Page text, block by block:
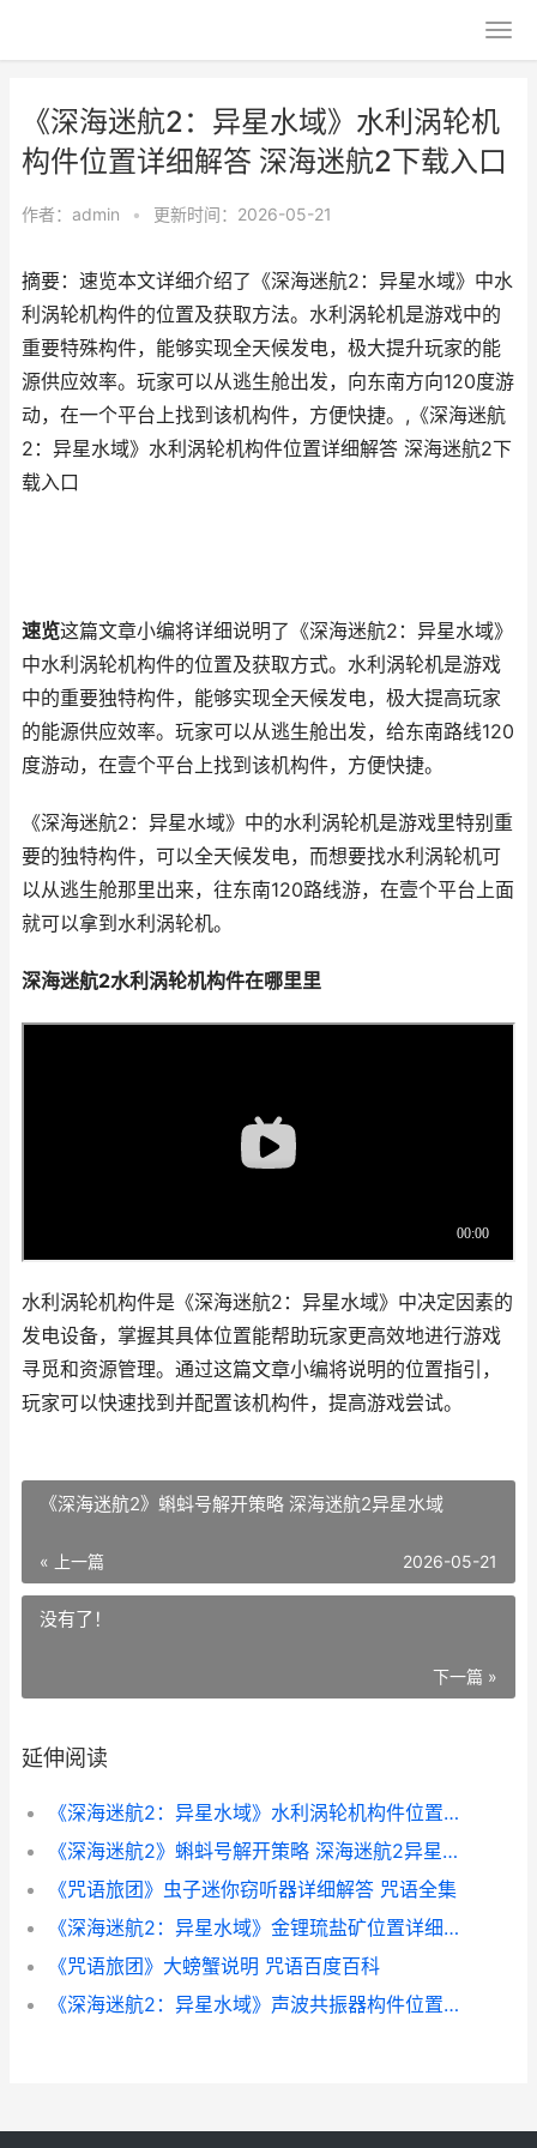
《深海迷航2：异星水域》水利涡轮机
构件位置详细解答 深海迷航2下载入口
作者： admin • 更新时间：2026-05-21
摘要：速览本文详细介绍了《深海迷航2：异星水域》中水
利涡轮机构件的位置及获取方法。水利涡轮机是游戏中的
重要特殊构件，能够实现全天候发电，极大提升玩家的能
源供应效率。玩家可以从逃生舱出发，向东南方向120度游
动，在一个平台上找到该机构件，方便快捷。,《深海迷航
2：异星水域》水利涡轮机构件位置详细解答 深海迷航2下
载入口
速览这篇文章小编将详细说明了《深海迷航2：异星水域》
中水利涡轮机构件的位置及获取方式。水利涡轮机是游戏
中的重要独特构件，能够实现全天候发电，极大提高玩家
的能源供应效率。玩家可以从逃生舱出发，给东南路线120
度游动，在壹个平台上找到该机构件，方便快捷。
《深海迷航2：异星水域》中的水利涡轮机是游戏里特别重
要的独特构件，可以全天候发电，而想要找水利涡轮机可
以从逃生舱那里出来，往东南120路线游，在壹个平台上面
就可以拿到水利涡轮机。
深海迷航2水利涡轮机构件在哪里里
水利涡轮机构件是《深海迷航2：异星水域》中决定因素的
发电设备，掌握其具体位置能帮助玩家更高效地进行游戏
寻觅和资源管理。通过这篇文章小编将说明的位置指引，
玩家可以快速找到并配置该机构件，提高游戏尝试。
《深海迷航2》蝌蚪号解开策略 深海迷航2异星水域
« 上一篇 2026-05-21
没有了！
下一篇 »
延伸阅读
《深海迷航2：异星水域》水利涡轮机构件位置详细解答 深海迷航2下载入口
《深海迷航2》蝌蚪号解开策略 深海迷航2异星水域
《咒语旅团》虫子迷你窃听器详细解答 咒语全集
《深海迷航2：异星水域》金锂琉盐矿位置详细解答 深海迷航2什么时候出
《咒语旅团》大螃蟹说明 咒语百度百科
《深海迷航2：异星水域》声波共振器构件位置详细解答 深海迷航2下载